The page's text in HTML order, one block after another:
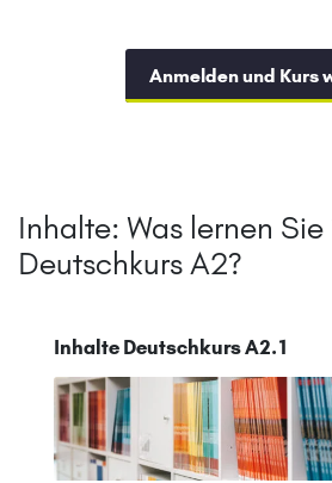
Anmelden und Kurs
Inhalte: Was lernen Sie
Deutschkurs A2?
Inhalte Deutschkurs A2.1